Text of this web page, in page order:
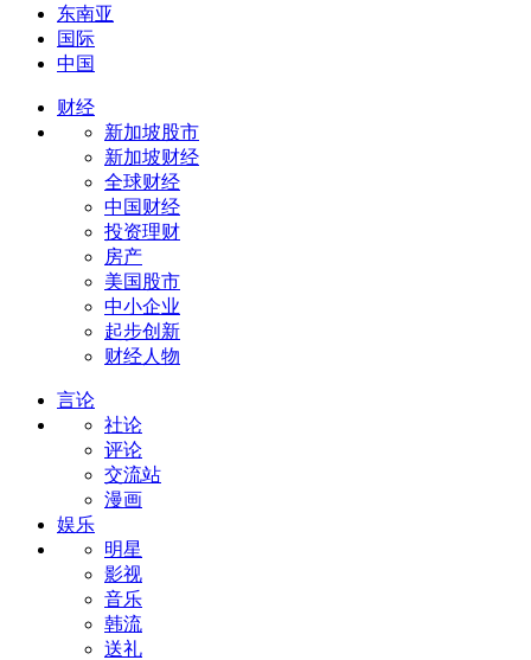
东南亚
国际
中国
财经
新加坡股市
新加坡财经
全球财经
中国财经
投资理财
房产
美国股市
中小企业
起步创新
财经人物
言论
社论
评论
交流站
漫画
娱乐
明星
影视
音乐
韩流
送礼